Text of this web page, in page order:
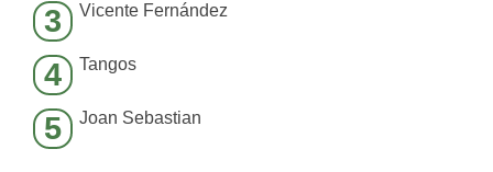
3 Vicente Fernández
4 Tangos
5 Joan Sebastian